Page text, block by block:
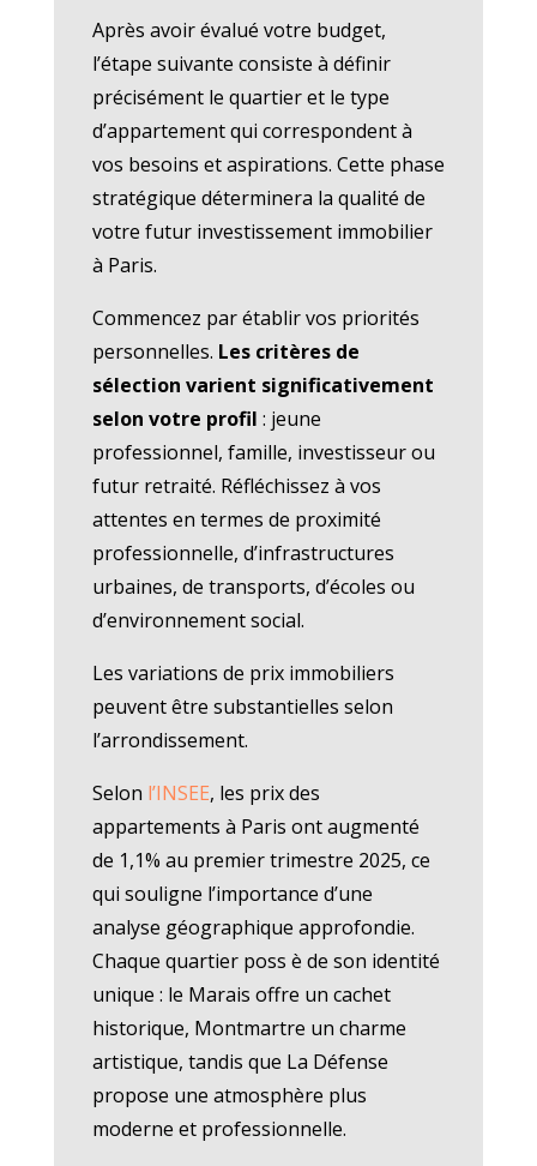
Après avoir évalué votre budget,
l’étape suivante consiste à définir
précisément le quartier et le type
d’appartement qui correspondent à
vos besoins et aspirations. Cette phase
stratégique déterminera la qualité de
votre futur investissement immobilier
à Paris.
Commencez par établir vos priorités
personnelles. Les critères de
sélection varient significativement
selon votre profil : jeune
professionnel, famille, investisseur ou
futur retraité. Réfléchissez à vos
attentes en termes de proximité
professionnelle, d’infrastructures
urbaines, de transports, d’écoles ou
d’environnement social.
Les variations de prix immobiliers
peuvent être substantielles selon
l’arrondissement.
Selon l’INSEE, les prix des
appartements à Paris ont augmenté
de 1,1% au premier trimestre 2025, ce
qui souligne l’importance d’une
analyse géographique approfondie.
Chaque quartier poss è de son identité
unique : le Marais offre un cachet
historique, Montmartre un charme
artistique, tandis que La Défense
propose une atmosphère plus
moderne et professionnelle.